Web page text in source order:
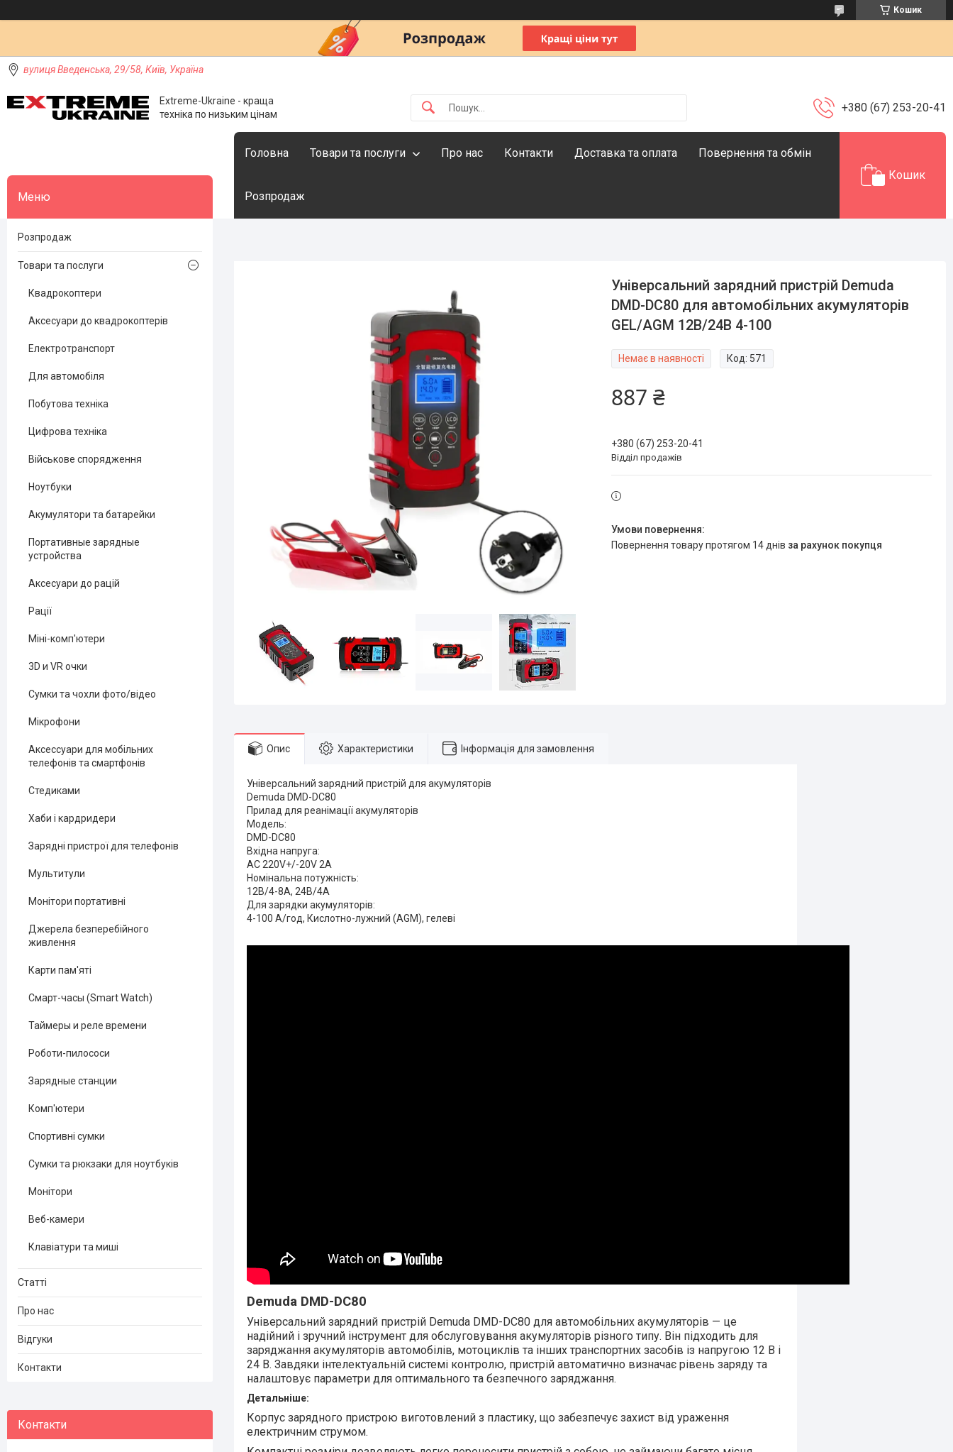
Кошик
вулиця Введенська, 29/58, Київ, Україна
Extreme-Ukraine - краща
техніка по низьким цінам
+380 (67) 253-20-41
Головна Товари та послуги Про нас Контакти Доставка та оплата Повернення та обмін
Розпродаж
Кошик
Універсальний зарядний пристрій Demuda
DMD-DC80 для автомобільних акумуляторів
GEL/AGM 12В/24В 4-100
Немає в наявності Код: 571
887 ₴
+380 (67) 253-20-41
Відділ продажів
повернення товару протягом 14 днів за рахунок покупця
Опис Характеристики Інформація для замовлення
Універсальний зарядний пристрій для акумуляторів
Demuda DMD-DC80
Прилад для реанімації акумуляторів
Модель:
DMD-DC80
Вхідна напруга:
AC 220V+/-20V 2A
Номінальна потужність:
12В/4-8А, 24В/4А
Для зарядки акумуляторів:
4-100 А/год, Кислотно-лужний (AGM), гелеві
Demuda DMD-DC80
Універсальний зарядний пристрій Demuda DMD-DC80 для автомобільних акумуляторів — це
надійний і зручний інструмент для обслуговування акумуляторів різного типу. Він підходить для
заряджання акумуляторів автомобілів, мотоциклів та інших транспортних засобів із напругою 12 В і
24 В. Завдяки інтелектуальній системі контролю, пристрій автоматично визначає рівень заряду та
налаштовує параметри для оптимального та безпечного заряджання.
Детальніше:
Корпус зарядного пристрою виготовлений з пластику, що забезпечує захист від ураження
електричним струмом.
Розпродаж
Товари та послуги
Квадрокоптери
Аксесуари до квадрокоптерів
Електротранспорт
Для автомобіля
Побутова техніка
Цифрова техніка
Військове спорядження
Ноутбуки
Акумулятори та батарейки
Портативные зарядные
устройства
Аксесуари до рацій
Рації
Міні-комп'ютери
3D и VR очки
Сумки та чохли фото/відео
Мікрофони
Аксессуари для мобільних
телефонів та смартфонів
Стедиками
Хаби і кардридери
Зарядні пристрої для телефонів
Мультитули
Монітори портативні
Джерела безперебійного
живлення
Карти пам'яті
Смарт-часы (Smart Watch)
Таймеры и реле времени
Роботи-пилососи
Зарядные станции
Комп'ютери
Спортивні сумки
Сумки та рюкзаки для ноутбуків
Монітори
Веб-камери
Клавіатури та миші
Статті
Про нас
Відгуки
Контакти